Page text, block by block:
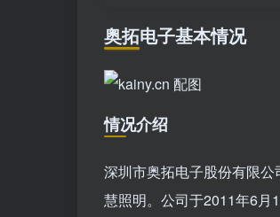
奥拓电子基本情况
情况介绍
深圳市奥拓电子股份有限
慧照明。公司于2011年6月